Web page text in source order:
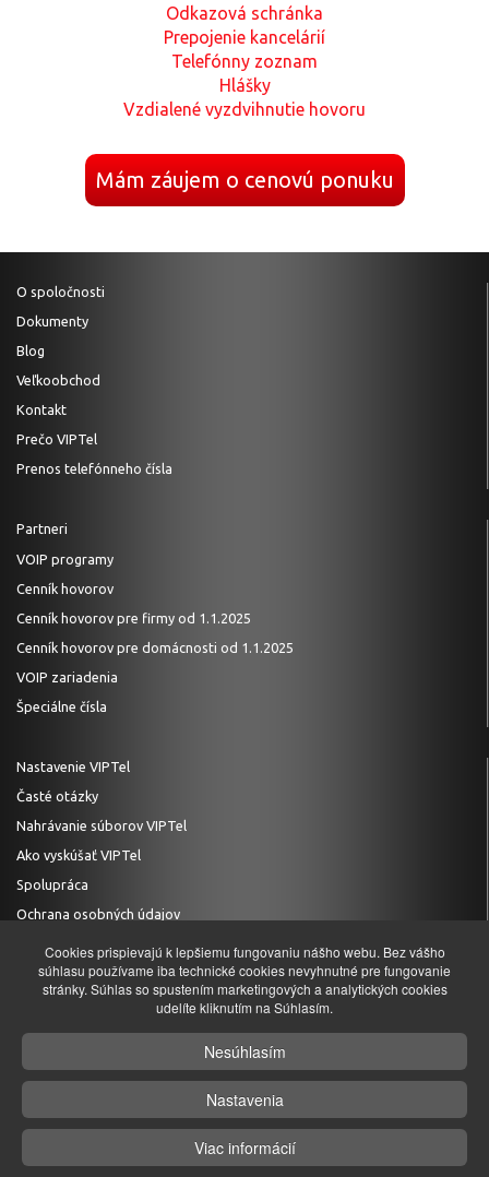
Odkazová schránka
Prepojenie kancelárií
Telefónny zoznam
Hlášky
Vzdialené vyzdvihnutie hovoru
Mám záujem o cenovú ponuku
O spoločnosti
Dokumenty
Blog
Veľkoobchod
Kontakt
Prečo VIPTel
Prenos telefónneho čísla
Partneri
VOIP programy
Cenník hovorov
Cenník hovorov pre firmy od 1.1.2025
Cenník hovorov pre domácnosti od 1.1.2025
VOIP zariadenia
Špeciálne čísla
Nastavenie VIPTel
Časté otázky
Nahrávanie súborov VIPTel
Ako vyskúšať VIPTel
Spolupráca
Ochrana osobných údajov
TECHNICKÁ PODPORA
+421 (0)2 20 28 20 28
Cookies prispievajú k lepšiemu fungovaniu nášho webu. Bez vášho
súhlasu používame iba technické cookies nevyhnutné pre fungovanie
stránky. Súhlas so spustením marketingových a analytických cookies
udelíte kliknutím na Súhlasím.
Nesúhlasím
Nastavenia
Viac informácií